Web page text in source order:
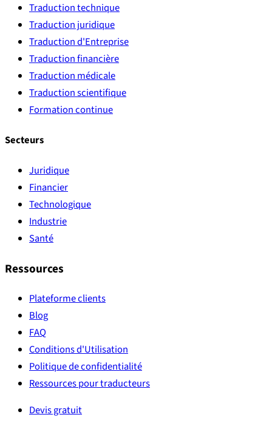
Traduction technique
Traduction juridique
Traduction d'Entreprise
Traduction financière
Traduction médicale
Traduction scientifique
Formation continue
Secteurs
Juridique
Financier
Technologique
Industrie
Santé
Ressources
Plateforme clients
Blog
FAQ
Conditions d'Utilisation
Politique de confidentialité
Ressources pour traducteurs
Devis gratuit